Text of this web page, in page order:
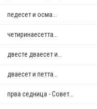
педесет и осма...
четиринаесетта...
двестe дваесет и...
дваесет и петта...
прва седница - Совет...